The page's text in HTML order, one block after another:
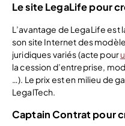
Le site LegaLife pour
L’avantage de LegaLife
son site Internet des
juridiques variés (acte pour
la cession d’entreprise,
…). Le prix est en milieu de
LegalTech.
Captain Contrat pour